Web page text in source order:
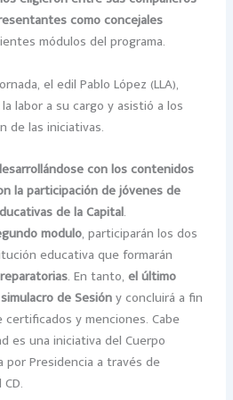
como concejales
módulos del programa.
el edil Pablo López (LLA),
labor a su cargo y asistió a los
de las iniciativas.
con los contenidos
la participación de jóvenes de
de la Capital.
modulo, participarán los dos
educativa que formarán
. En tanto,el último
de Sesióny concluirá a fin
y menciones. Cabe
es una iniciativa del Cuerpo
por Presidencia a través de